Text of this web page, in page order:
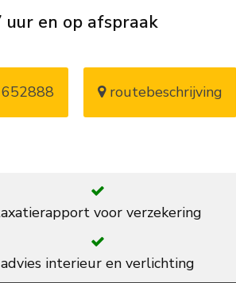
en op afspraak
routebeschrijving
voor verzekering
advies interieur en verlichting